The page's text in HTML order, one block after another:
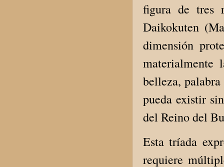
figura de tres
Daikokuten
dimensión
materialmente
belleza,
pueda existir
del Reino del
Esta tríada
requiere